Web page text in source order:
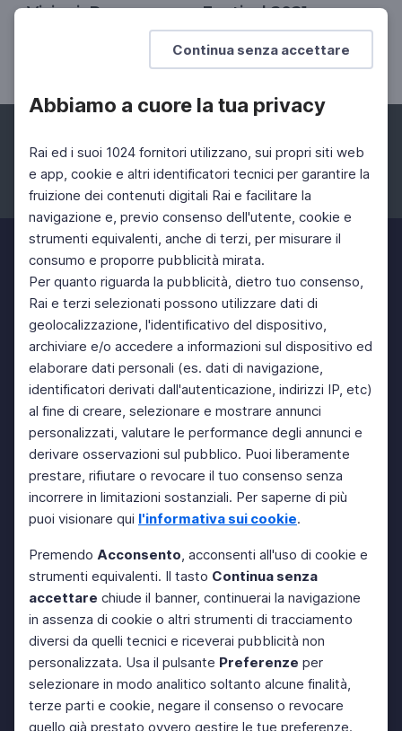
Continua senza accettare
Abbiamo a cuore la tua privacy
Rai ed i suoi 1024 fornitori utilizzano, sui propri siti web
e app, cookie e altri identificatori tecnici per garantire la
fruizione dei contenuti digitali Rai e facilitare la
navigazione e, previo consenso dell'utente, cookie e
strumenti equivalenti, anche di terzi, per misurare il
consumo e proporre pubblicità mirata.
Per quanto riguarda la pubblicità, dietro tuo consenso,
Rai e terzi selezionati possono utilizzare dati di
geolocalizzazione, l'identificativo del dispositivo,
archiviare e/o accedere a informazioni sul dispositivo ed
elaborare dati personali (es. dati di navigazione,
identificatori derivati dall'autenticazione, indirizzi IP, etc)
al fine di creare, selezionare e mostrare annunci
personalizzati, valutare le performance degli annunci e
derivare osservazioni sul pubblico. Puoi liberamente
prestare, rifiutare o revocare il tuo consenso senza
incorrere in limitazioni sostanziali. Per saperne di più
puoi visionare qui l'informativa sui cookie.
Premendo Acconsento, acconsenti all'uso di cookie e
strumenti equivalenti. Il tasto Continua senza
accettare chiude il banner, continuerai la navigazione
in assenza di cookie o altri strumenti di tracciamento
diversi da quelli tecnici e riceverai pubblicità non
personalizzata. Usa il pulsante Preferenze per
selezionare in modo analitico soltanto alcune finalità,
terze parti e cookie, negare il consenso o revocare
quello già prestato ovvero gestire le tue preferenze.
Visioni: Romaeuropa Festival 2021
Il Romaeuropa Festival 2021 raccontato in una
puntata del programma "Visioni"
Facebook Instagram Twitter